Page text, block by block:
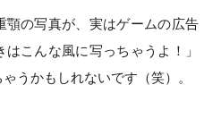
顎の写真が、実はゲームの広告
こんな風に写っちゃうよ！」
うかもしれないです（笑）。